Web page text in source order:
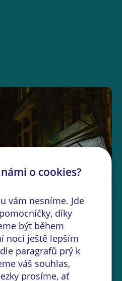
o cookies?
vám nesníme. Jde
díky
být během
noci ještě lepším
paragrafů prý k
váš souhlas,
prosíme, ať